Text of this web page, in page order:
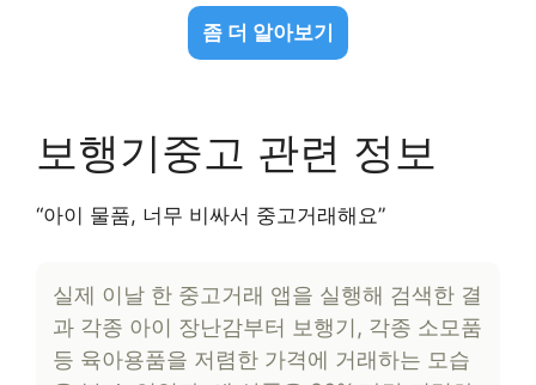
좀 더 알아보기
보행기중고 관련 정보
“아이 물품, 너무 비싸서 중고거래해요”
실제 이날 한 중고거래 앱을 실행해 검색한 결
과 각종 아이 장난감부터 보행기, 각종 소모품
등 육아용품을 저렴한 가격에 거래하는 모습